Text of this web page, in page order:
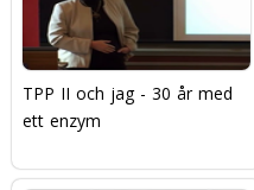
TPP II och jag - 30 år med
ett enzym